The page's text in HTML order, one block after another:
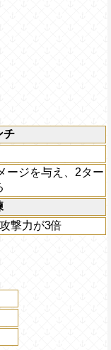
チ
ージを与え、2ター
撃力が3倍